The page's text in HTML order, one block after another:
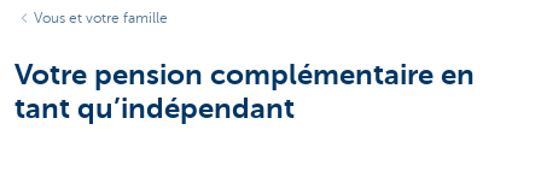
Vous et votre famille
Votre pension complémentaire en
tant qu’indépendant